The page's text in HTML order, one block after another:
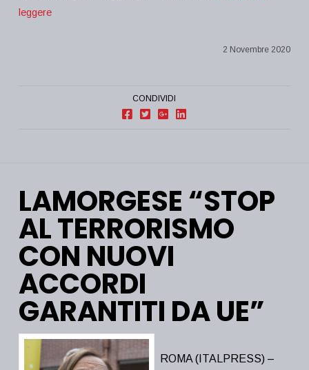
leggere
2 Novembre 2020
CONDIVIDI
LAMORGESE “STOP
AL TERRORISMO
CON NUOVI
ACCORDI
GARANTITI DA UE”
ROMA (ITALPRESS) –